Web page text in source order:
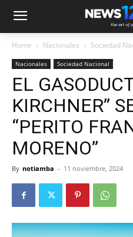
Home Nacionales Sociedad
Nacionales Sociedad Nacional
EL
KIRCHNER”
“PERITO
MORENO”
By notiamba - 11 noviembre, 2024